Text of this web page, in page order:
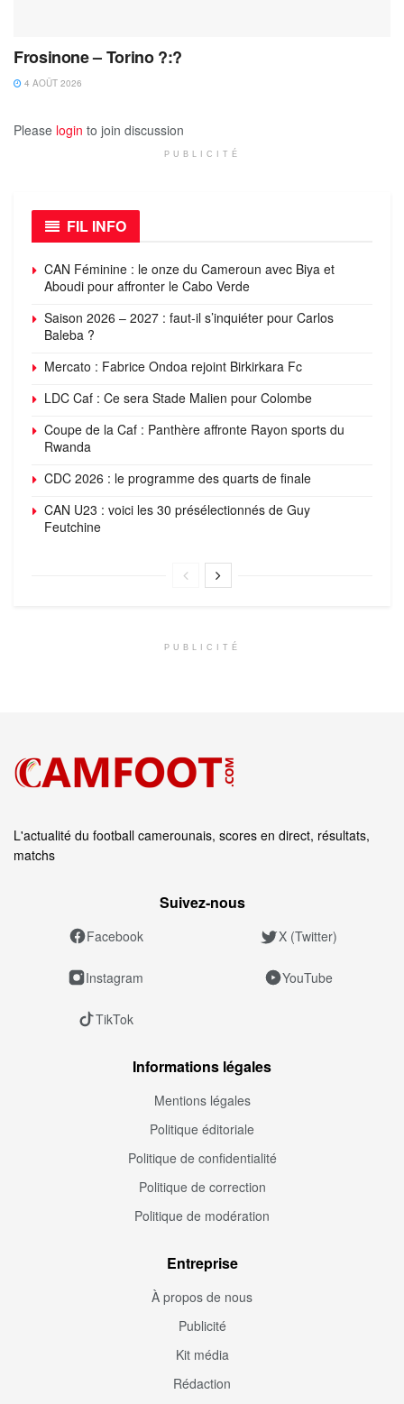
Frosinone – Torino ?:?
4 AOÛT 2026
Please login to join discussion
PUBLICITÉ
FIL INFO
CAN Féminine : le onze du Cameroun avec Biya et
Aboudi pour affronter le Cabo Verde
Saison 2026 – 2027 : faut-il s’inquiéter pour Carlos
Baleba ?
Mercato : Fabrice Ondoa rejoint Birkirkara Fc
LDC Caf : Ce sera Stade Malien pour Colombe
Coupe de la Caf : Panthère affronte Rayon sports du
Rwanda
CDC 2026 : le programme des quarts de finale
CAN U23 : voici les 30 présélectionnés de Guy
Feutchine
PUBLICITÉ
L'actualité du football camerounais, scores en direct, résultats,
matchs
Suivez‑nous
Facebook X (Twitter)
Instagram YouTube
TikTok
Informations légales
Mentions légales
Politique éditoriale
Politique de confidentialité
Politique de correction
Politique de modération
Entreprise
À propos de nous
Publicité
Kit média
Rédaction